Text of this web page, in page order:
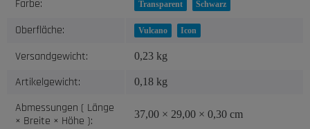
Farbe: Transparent Schwarz
Oberfläche: Vulcano Icon
Versandgewicht: 0,23 kg
Artikelgewicht: 0,18 kg
Abmessungen ( Länge
× Breite × Höhe ):
37,00 × 29,00 × 0,30 cm